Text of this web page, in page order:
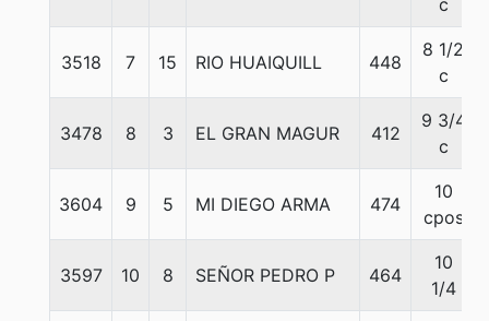
c
3518 7 15 RIO HUAIQUILL 448
8 1/2
c
3478 8 3 EL GRAN MAGUR 412
9 3/4
c
3604 9 5 MI DIEGO ARMA 474
10
cpos
3597 10 8 SEÑOR PEDRO P 464
10
1/4